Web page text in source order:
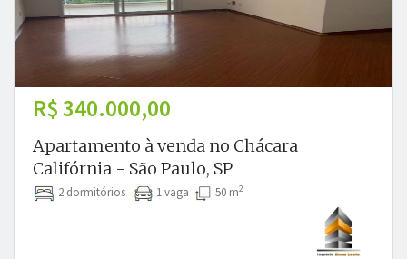
R$ 340.000,00
Apartamento à venda no Chácara
Califórnia - São Paulo, SP
2 dormitórios 1 vaga 50 m2